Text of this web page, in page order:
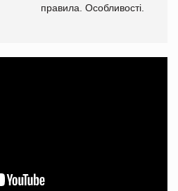
правила. Особливості.